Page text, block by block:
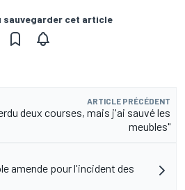
sauvegarder cet article
ARTICLE PRÉCÉDENT
deux courses, mais j'ai sauvé les
meubles"
amende pour l'incident des